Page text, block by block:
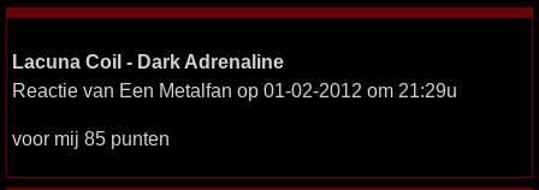
Lacuna Coil - Dark Adrenaline
Reactie van Een Metalfan op 01-02-2012 om 21:29u
voor mij 85 punten